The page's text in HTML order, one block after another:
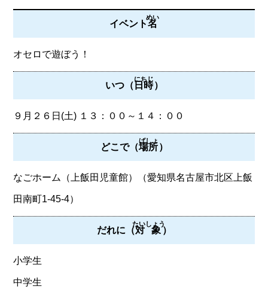
イベント名
めい
オセロで遊ぼう！
いつ（日時
にちじ
）
９月２６日(土) １３：００～１４：００
どこで（場所
ばしょ
）
なごホーム（上飯田児童館）（愛知県名古屋市北区上飯
田南町1-45-4）
だれに（対象
たいしょう
）
小学生
中学生